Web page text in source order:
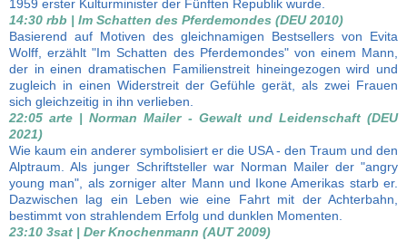
1959 erster Kulturminister der Fünften Republik wurde.
14:30 rbb | Im Schatten des Pferdemondes (DEU 2010)
Basierend auf Motiven des gleichnamigen Bestsellers von Evita
Wolff, erzählt "Im Schatten des Pferdemondes" von einem Mann,
der in einen dramatischen Familienstreit hineingezogen wird und
zugleich in einen Widerstreit der Gefühle gerät, als zwei Frauen
sich gleichzeitig in ihn verlieben.
22:05 arte | Norman Mailer - Gewalt und Leidenschaft (DEU
2021)
Wie kaum ein anderer symbolisiert er die USA - den Traum und den
Alptraum. Als junger Schriftsteller war Norman Mailer der "angry
young man", als zorniger alter Mann und Ikone Amerikas starb er.
Dazwischen lag ein Leben wie eine Fahrt mit der Achterbahn,
bestimmt von strahlendem Erfolg und dunklen Momenten.
23:10 3sat | Der Knochenmann (AUT 2009)